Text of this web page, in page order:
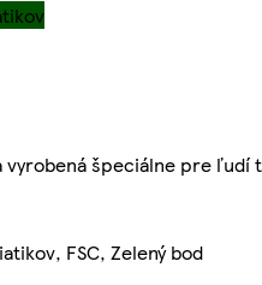
vyrobená špeciálne pre
FSC, Zelený bod